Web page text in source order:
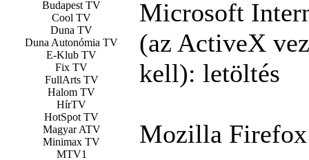
Budapest TV
Cool TV
Duna TV
Duna Autonómia TV
E-Klub TV
Fix TV
FullArts TV
Halom TV
HírTV
HotSpot TV
Magyar ATV
Minimax TV
MTV1
Microsoft
(az ActiveX
kell): letöltés
Mozilla